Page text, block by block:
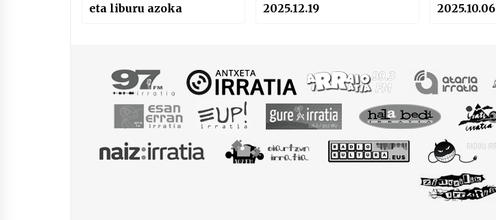
eta liburu azoka
2025.12.19
2025.10.06